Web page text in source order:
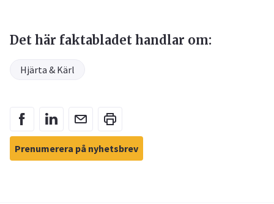
Det här faktabladet handlar om:
Hjärta & Kärl
Prenumerera på nyhetsbrev